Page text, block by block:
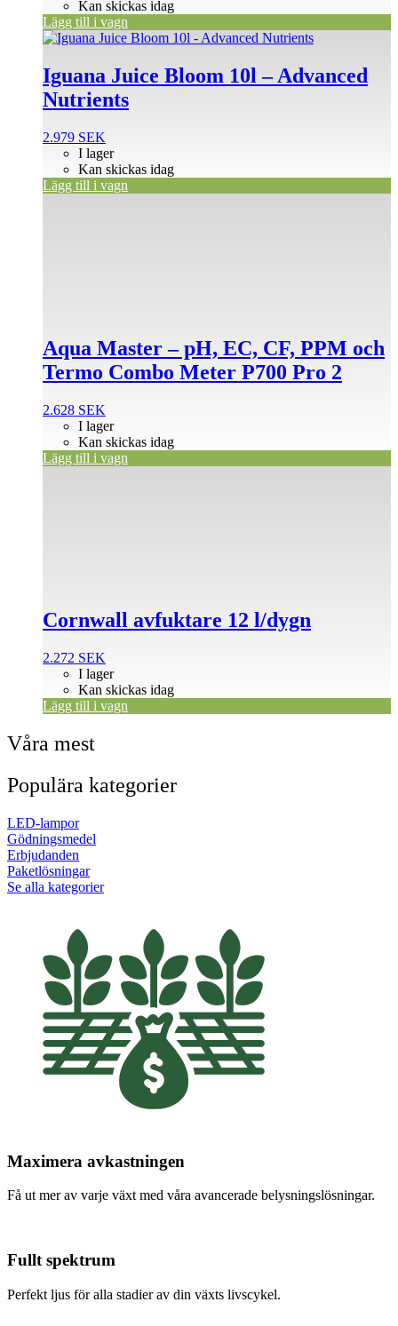
Kan skickas idag
Lägg till i vagn
Iguana Juice Bloom 10l – Advanced
Nutrients
2.979 SEK
I lager
Kan skickas idag
Lägg till i vagn
Aqua Master – pH, EC, CF, PPM och
Termo Combo Meter P700 Pro 2
2.628 SEK
I lager
Kan skickas idag
Lägg till i vagn
Cornwall avfuktare 12 l/dygn
2.272 SEK
I lager
Kan skickas idag
Lägg till i vagn
Våra mest
Populära kategorier
LED-lampor
Gödningsmedel
Erbjudanden
Paketlösningar
Se alla kategorier
Maximera avkastningen
Få ut mer av varje växt med våra avancerade belysningslösningar.
Fullt spektrum
Perfekt ljus för alla stadier av din växts livscykel.